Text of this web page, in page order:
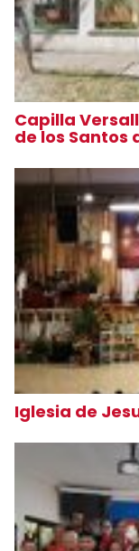
Capilla
de los Santos
Iglesia de